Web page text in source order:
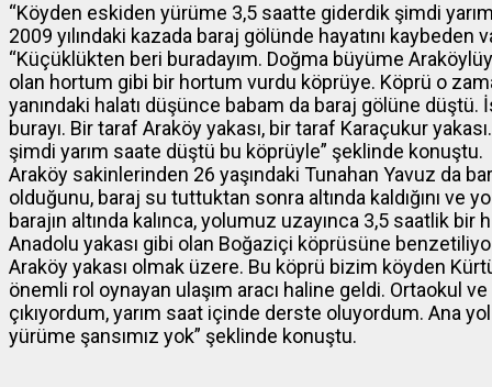
“Köyden eskiden yürüme 3,5 saatte giderdik şimdi
2009 yılındaki kazada baraj gölünde hayatını
“Küçüklükten beri buradayım. Doğma büyüme
olan hortum gibi bir hortum vurdu köprüye. Köprü o
yanındaki halatı düşünce babam da baraj gölüne
burayı. Bir taraf Araköy yakası, bir taraf Karaçukur
şimdi yarım saate düştü bu köprüyle” şeklinde konuştu.
Araköy sakinlerinden 26 yaşındaki Tunahan Yavuz da
olduğunu, baraj su tuttuktan sonra altında kaldığını ve
barajın altında kalınca, yolumuz uzayınca 3,5 saatlik
Anadolu yakası gibi olan Boğaziçi köprüsüne
Araköy yakası olmak üzere. Bu köprü bizim köyden
önemli rol oynayan ulaşım aracı haline geldi. Ortaokul
çıkıyordum, yarım saat içinde derste oluyordum. Ana
yürüme şansımız yok” şeklinde konuştu.